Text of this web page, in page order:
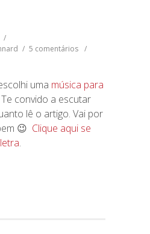
/
/ 5 comentários /
uma música para
Te convido a escutar
lê o artigo. Vai por
😉 Clique aqui se
.